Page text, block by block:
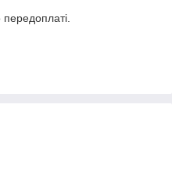
передоплаті.